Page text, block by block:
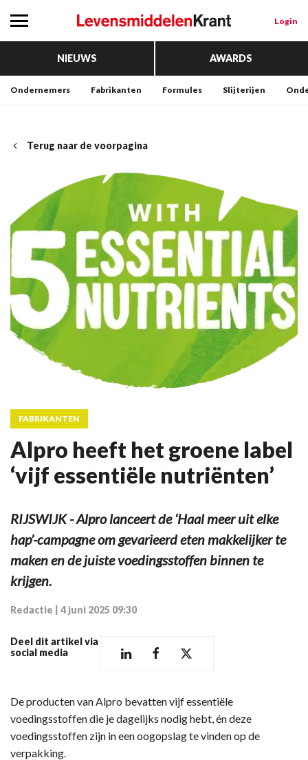
Login
NIEUWS AWARDS
Ondernemers Fabrikanten Formules Slijterijen
Terug naar de voorpagina
FABRIKANTEN
Alpro heeft het groene label
‘vijf essentiële nutriënten’
RIJSWIJK - Alpro lanceert de ‘Haal meer uit elke
hap’-campagne om gevarieerd eten makkelijker te
maken en de juiste voedingsstoffen binnen te
krijgen.
Redactie 4 juni 2025 09:30
Deel dit artikel via
social media
De producten van Alpro bevatten vijf essentiële
voedingsstoffen die je dagelijks nodig hebt, én deze
voedingsstoffen zijn in een oogopslag te vinden op de
verpakking.